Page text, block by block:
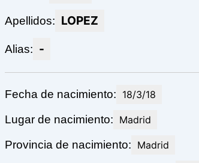
Apellidos: LOPEZ
Alias: -
Fecha de nacimiento: 18/3/18
Lugar de nacimiento: Madrid
Provincia de nacimiento: Madrid